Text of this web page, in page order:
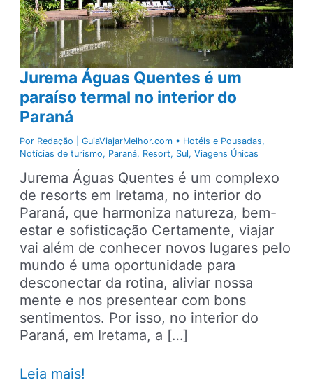
Jurema Águas Quentes é um
paraíso termal no interior do
Paraná
Por Redação | GuiaViajarMelhor.com • Hotéis e Pousadas,
Notícias de turismo, Paraná, Resort, Sul,Viagens Únicas
Jurema Águas Quentes é um complexo
de resorts em Iretama, no interior do
Paraná, que harmoniza natureza, bem-
estar e sofisticação Certamente, viajar
vai além de conhecer novos lugares pelo
mundo é uma oportunidade para
desconectar da rotina, aliviar nossa
mente e nos presentear com bons
sentimentos. Por isso, no interior do
Paraná, em Iretama, a […]
Jurema
Leia mais!